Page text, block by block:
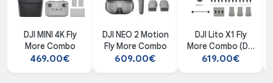
DJI MINI 4K Fly
More Combo
469.00€
DJI NEO 2 Motion
Fly More Combo
609.00€
DJI Lito X1 Fly
More Combo (DJI
RC-N3) dron
619.00€